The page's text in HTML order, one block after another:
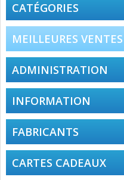
CATÉGORIES
MEILLEURES VENTES
ADMINISTRATION
INFORMATION
FABRICANTS
CARTES CADEAUX